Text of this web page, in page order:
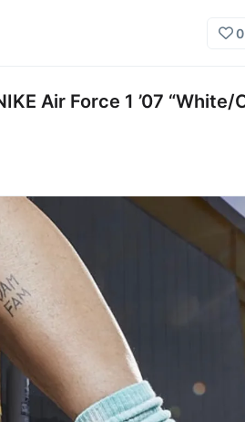
0
Air Force 1 ’07